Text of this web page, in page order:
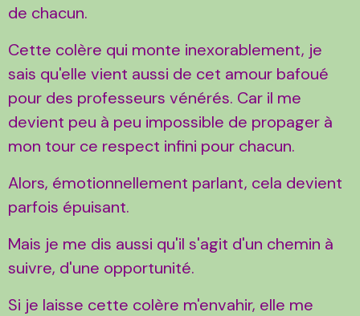
de chacun.
Cette colère qui monte inexorablement, je
sais qu'elle vient aussi de cet amour bafoué
pour des professeurs vénérés. Car il me
devient peu à peu impossible de propager à
mon tour ce respect infini pour chacun.
Alors, émotionnellement parlant, cela devient
parfois épuisant.
Mais je me dis aussi qu'il s'agit d'un chemin à
suivre, d'une opportunité.
Si je laisse cette colère m'envahir, elle me